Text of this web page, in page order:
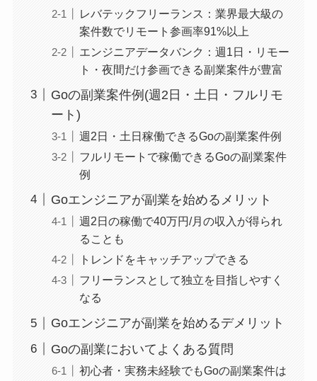
レバテックフリーランス：業界最大級の
案件数でリモート参画率91%以上
エンジニアデータバンク：週1日・リモー
ト・夜間だけ参画できる副業案件が豊富
Goの副業案件例(週2日・土日・フルリモ
ート)
週2日・土日稼働できるGoの副業案件例
フルリモートで稼働できるGoの副業案件
例
Goエンジニアが副業を始めるメリット
週2日の稼働で40万円/月の収入が得られ
ることも
トレンドをキャッチアップできる
フリーランスとして独立を目指しやすく
なる
Goエンジニアが副業を始めるデメリット
Goの副業においてよくある質問
初心者・実務未経験でもGoの副業案件は